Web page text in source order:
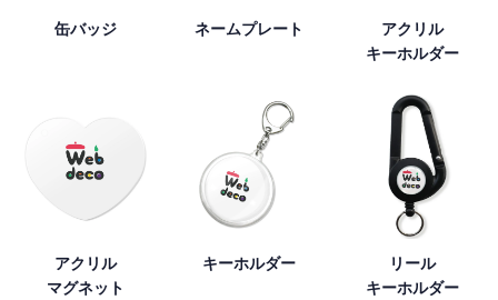
缶バッジ ネームプレート
アクリル
キーホルダー
アクリル
マグネット
キーホルダー
リール
キーホルダー